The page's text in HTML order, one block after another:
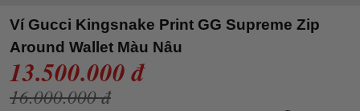
Ví Gucci Kingsnake Print GG Supreme Zip
Around Wallet Màu Nâu
13.500.000 đ
16.000.000 đ